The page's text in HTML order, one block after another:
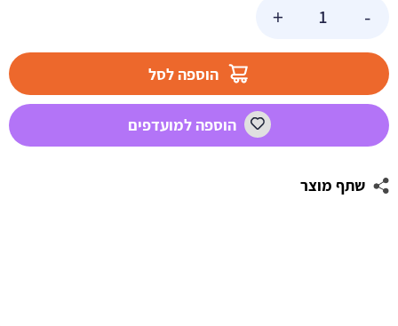
-
פירות
+
הוספה לסל
הוספה למועדפים
שתף מוצר